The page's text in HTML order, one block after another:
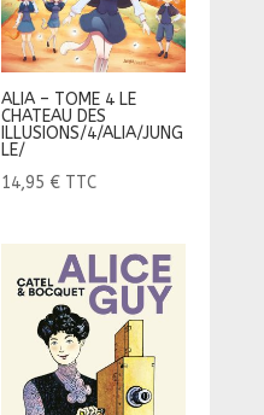
ALIA – TOME 4 LE
CHATEAU DES
ILLUSIONS/4/ALIA/JUNG
LE/
14,95 € TTC